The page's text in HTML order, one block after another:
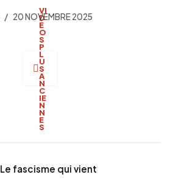
20 NOVEMBRE 2025
Le fascisme qui vient